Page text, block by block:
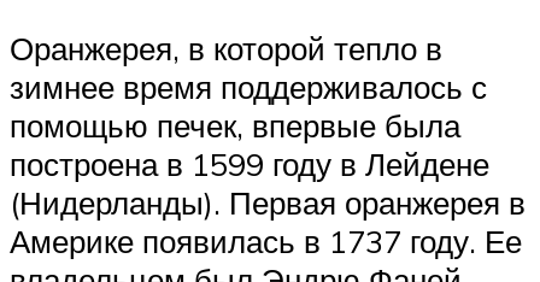
Оранжерея, в которой тепло в
зимнее время поддерживалось с
помощью печек, впервые была
построена в 1599 году в Лейдене
(Нидерланды). Первая оранжерея в
Америке появилась в 1737 году. Ее